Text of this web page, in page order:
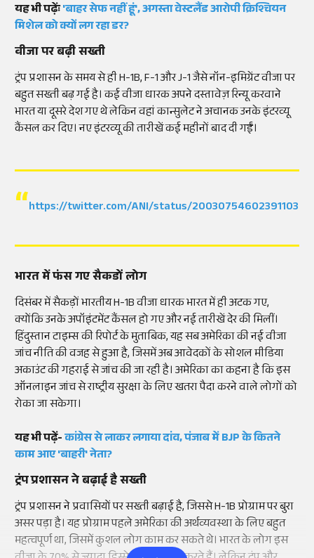
यह भीपढ़ेंः'बाहरसेफनहीं हूं',अगस्तावेस्टलैंडआरोपीक्रिश्चियन
मिशेलको क्यों लग रहा डर?
वीजा पर बढ़ी सख्ती
ट्रंप प्रशासन के समय से ही H-1B, F-1 और J-1 जैसे नॉन-इमिग्रेंट वीजा पर
बहुत सख्ती बढ़ गई है। कई वीजा धारक अपने दस्तावेज़ रिन्यू करवाने
भारत या दूसरे देश गए थे लेकिन वहां कान्सुलेट ने अचानक उनके इंटरव्यू
कैंसल कर दिए। नए इंटरव्यू की तारीखें कई महीनों बाद दी गईं।
https://twitter.com/ANI/status/2003075460239110343
भारत में फंस गए सैकडों लोग
दिसंबर में सैकड़ों भारतीय H-1B वीजा धारक भारत में ही अटक गए,
क्योंकि उनके अपॉइंटमेंट कैंसल हो गए और नई तारीखें देर की मिलीं।
हिंदुस्तान टाइम्स की रिपोर्ट के मुताबिक, यह सब अमेरिका की नई वीजा
जांच नीति की वजह से हुआ है, जिसमें अब आवेदकों के सोशल मीडिया
अकाउंट की गहराई से जांच की जा रही है। अमेरिका का कहना है कि इस
ऑनलाइन जांच से राष्ट्रीय सुरक्षा के लिए खतरा पैदा करने वाले लोगों को
रोका जा सकेगा।
यह भी पढ़ें-कांग्रेस से लाकर लगाया दांव, पंजाब में BJP के कितने
काम आए 'बाहरी' नेता?
ट्रंप प्रशासन ने बढ़ाई है सख्ती
ट्रंप प्रशासन ने प्रवासियों पर सख्ती बढ़ाई है, जिससे H-1B प्रोग्राम पर बुरा
असर पड़ा है। यह प्रोग्राम पहले अमेरिका की अर्थव्यवस्था के लिए बहुत
महत्वपूर्ण था, जिसमें कुशल लोग काम कर सकते थे। भारत के लोग इस